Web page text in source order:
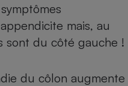
mais, au
sont du côté gauche !
du côlon augmente
Complément
alimentaire
Assurance emprunteur
Petit électroménager -
Mutuelle